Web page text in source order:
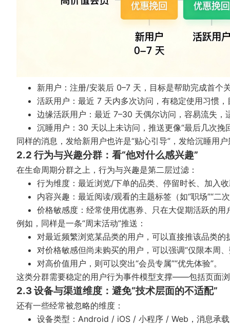
新用户：注册/安装后 0–7 天，目标是帮助完成首个
活跃用户：最近 7 天内多次访问，有稳定使用习惯
边缘活跃用户：最近 7–30 天偶尔访问，容易流失，
沉睡用户：30 天以上未访问，推送更像“最后几次挽
同样的消息，发给新用户也许是“贴心引导”，发给沉睡用
2.2 行为与兴趣分群：看“他对什么感兴趣”
在生命周期分群之上，行为与兴趣是第二层过滤：
行为维度：最近浏览/下单的品类、停留时长、加入
内容兴趣：最近阅读/观看的主题标签（如“职场”“二
价格敏感度：经常使用优惠券、只在大促期活跃的用
例如，同样是一条“周末活动”推送：
对最近频繁浏览某品类的用户，可以直接推该品类的
对价格敏感但尚未购买的用户，可以强调“仅限本周
对高价值用户，则可以突出“会员专属”“优先体验”。
这类分群需要稳定的用户行为事件模型支撑——包括页面
2.3 设备与渠道维度：避免“技术层面的不适配”
还有一些经常被忽略的维度：
设备类型：Android / iOS / 小程序 / Web，消息承